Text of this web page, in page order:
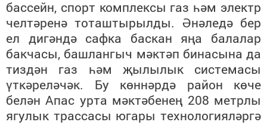
бассейн, спорт комплексы газ һәм электр
челтәренә тоташтырылды. Әнәледә бер
ел дигәндә сафка баскан яңа балалар
бакчасы, башлангыч мәктәп бинасына да
тиздән газ һәм җылылык системасы
үткәреләчәк. Бу көннәрдә район көче
белән Апас урта мәктәбенең 208 метрлы
ягулык трассасы югары технологияләргә